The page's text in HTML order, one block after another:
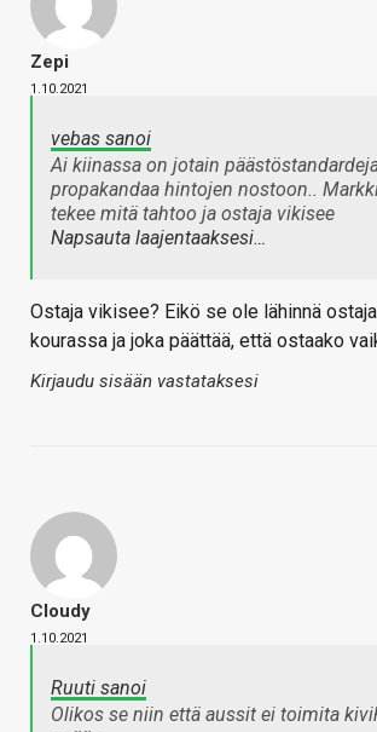
Zepi
1.10.2021
vebas sanoi
Ai kiinassa on jotain
propakandaa hintojen nostoon..
tekee mitä tahtoo ja ostaja vikisee
Napsauta laajentaaksesi…
Ostaja vikisee? Eikö se ole lähinnä
kourassa ja joka päättää, että ostaako
Kirjaudu sisään vastataksesi
Cloudy
1.10.2021
Ruuti sanoi
Olikos se niin että aussit ei toimita